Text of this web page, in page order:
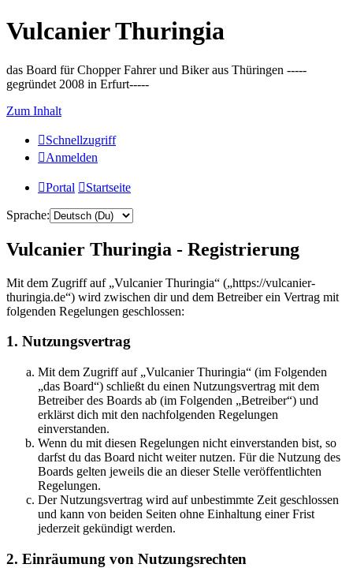
Vulcanier Thuringia
das Board für Chopper Fahrer und Biker aus Thüringen -----
gegründet 2008 in Erfurt-----
Zum Inhalt
Schnellzugriff
Anmelden
Portal Startseite
Sprache:
Vulcanier Thuringia - Registrierung
Mit dem Zugriff auf „Vulcanier Thuringia“ („https://vulcanier-
thuringia.de“) wird zwischen dir und dem Betreiber ein Vertrag mit
folgenden Regelungen geschlossen:
1. Nutzungsvertrag
Mit dem Zugriff auf „Vulcanier Thuringia“ (im Folgenden
„das Board“) schließt du einen Nutzungsvertrag mit dem
Betreiber des Boards ab (im Folgenden „Betreiber“) und
erklärst dich mit den nachfolgenden Regelungen
einverstanden.
Wenn du mit diesen Regelungen nicht einverstanden bist, so
darfst du das Board nicht weiter nutzen. Für die Nutzung des
Boards gelten jeweils die an dieser Stelle veröffentlichten
Regelungen.
Der Nutzungsvertrag wird auf unbestimmte Zeit geschlossen
und kann von beiden Seiten ohne Einhaltung einer Frist
jederzeit gekündigt werden.
2. Einräumung von Nutzungsrechten